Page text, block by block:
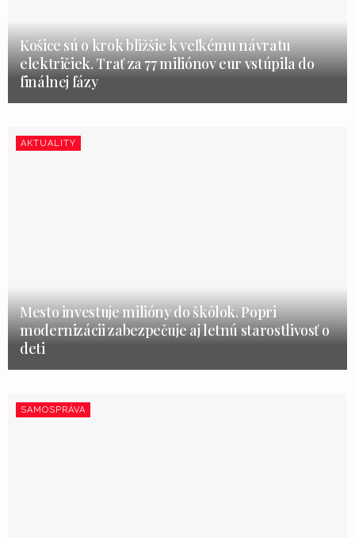
Košice sú o krok bližšie k veľkému návratu
električiek. Trať za 77 miliónov eur vstúpila do
finálnej fázy
AKTUALITY
Mesto investuje milióny do škôlok. Popri
modernizácii zabezpečuje aj letnú starostlivosť o
deti
SAMOSPRÁVA